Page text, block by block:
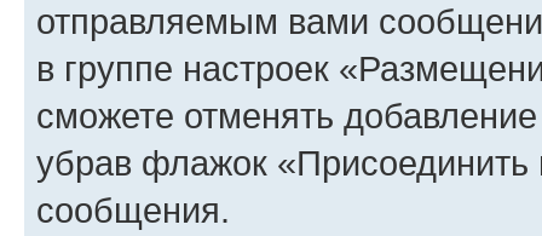
отправляемым вами
в группе настроек
сможете отменять
убрав флажок
сообщения.